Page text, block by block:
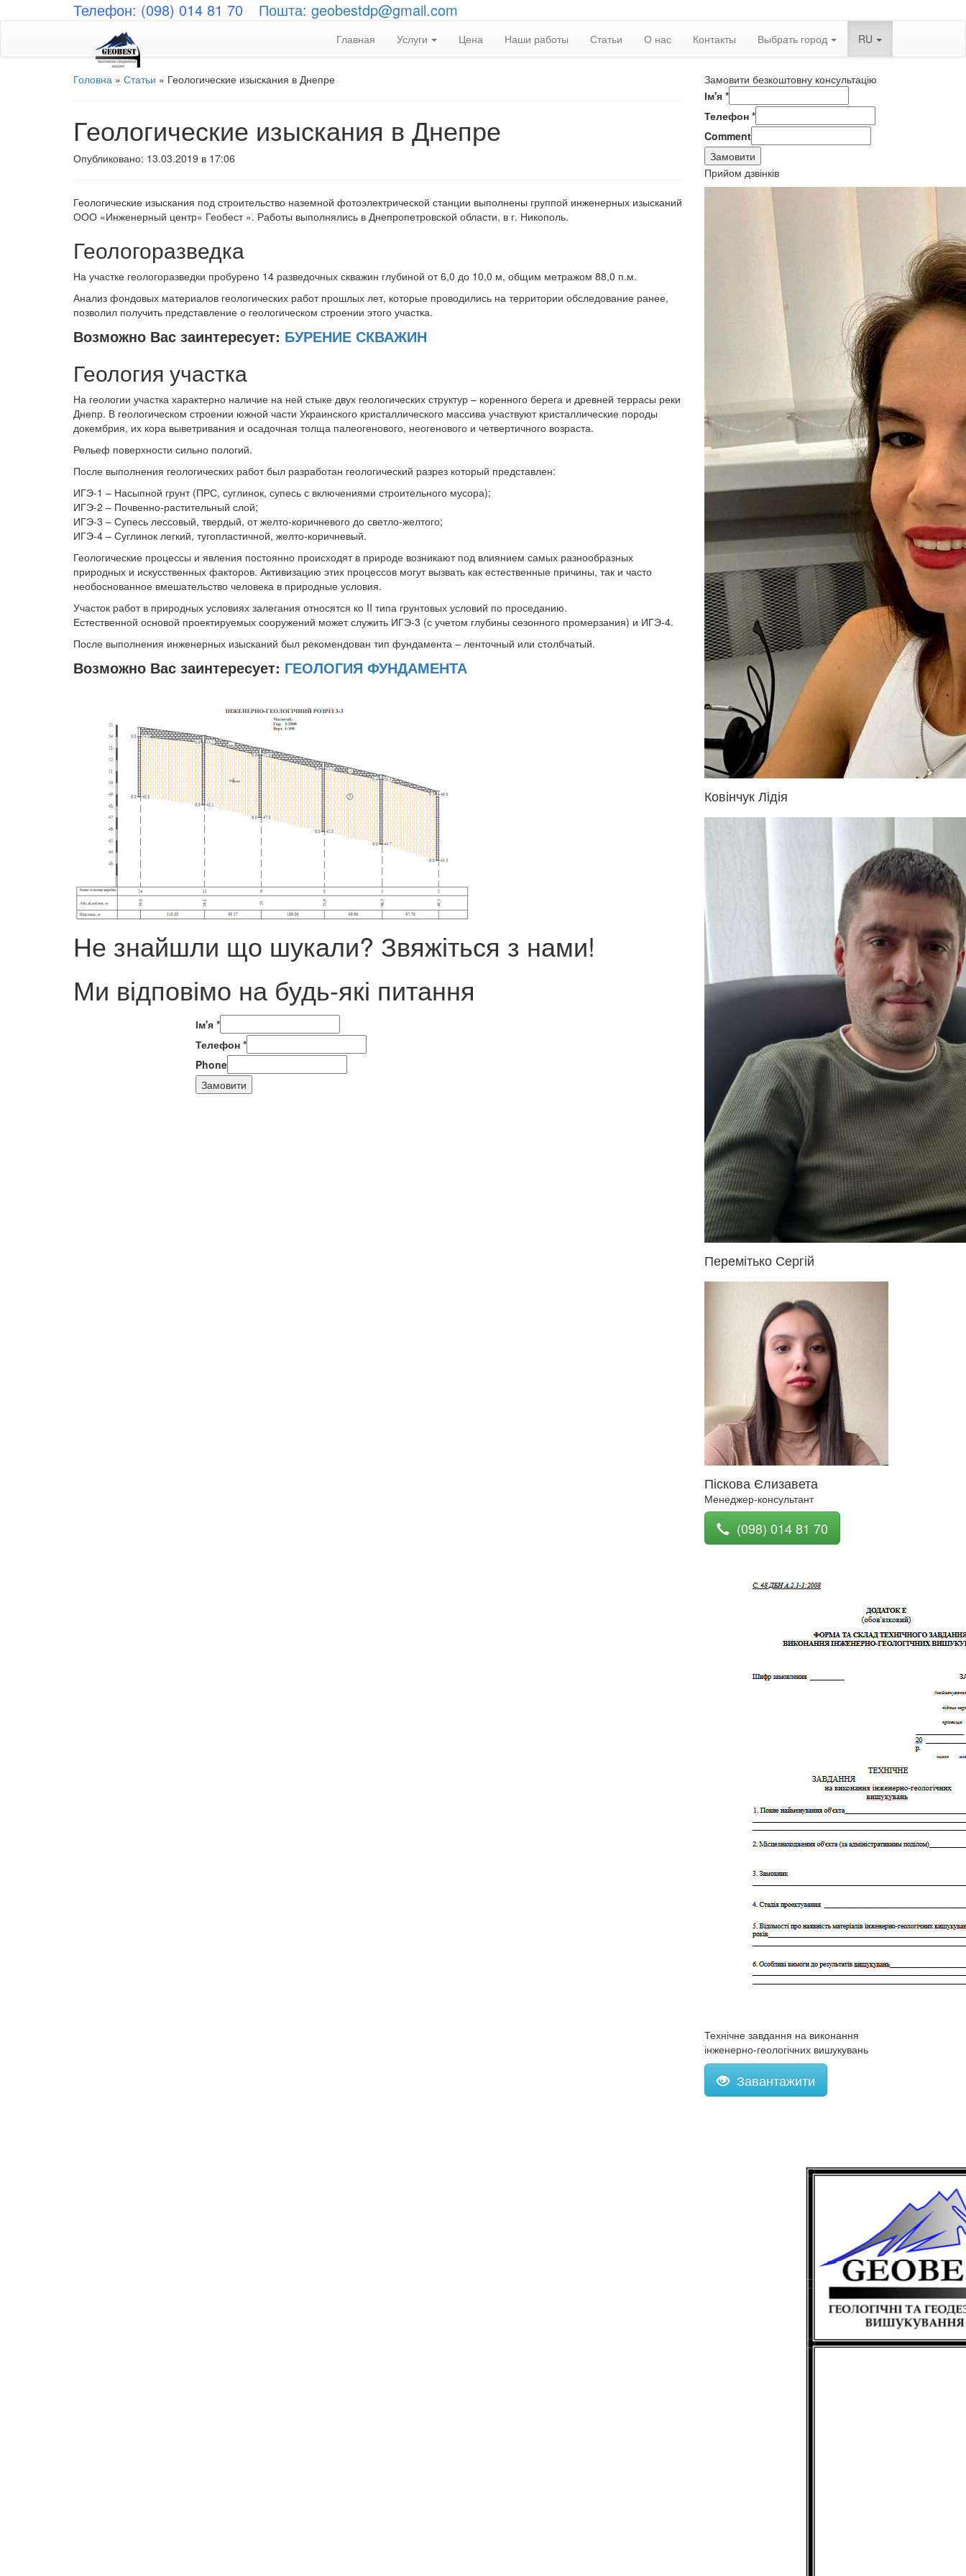
Телефон: (098) 014 81 70 Пошта: geobestdp@gmail.com
Главная Услуги Цена Наши работы Статьи О нас Контакты Выбрать город RU
Головна » Статьи » Геологические изыскания в Днепре
Геологические изыскания в Днепре
Опубликовано: 13.03.2019 в 17:06
Геологические изыскания под строительство наземной фотоэлектрической станции выполнены группой инженерных изысканий
ООО «Инженерный центр« Геобест ». Работы выполнялись в Днепропетровской области, в г. Никополь.
Геологоразведка
На участке геологоразведки пробурено 14 разведочных скважин глубиной от 6,0 до 10,0 м, общим метражом 88,0 п.м.
Анализ фондовых материалов геологических работ прошлых лет, которые проводились на территории обследование ранее,
позволил получить представление о геологическом строении этого участка.
Возможно Вас заинтересует: БУРЕНИЕ СКВАЖИН
Геология участка
На геологии участка характерно наличие на ней стыке двух геологических структур – коренного берега и древней террасы реки
Днепр. В геологическом строении южной части Украинского кристаллического массива участвуют кристаллические породы
докембрия, их кора выветривания и осадочная толща палеогенового, неогенового и четвертичного возраста.
Рельеф поверхности сильно пологий.
После выполнения геологических работ был разработан геологический разрез который представлен:
ИГЭ-1 – Насыпной грунт (ПРС, суглинок, супесь с включениями строительного мусора);
ИГЭ-2 – Почвенно-растительный слой;
ИГЭ-3 – Супесь лессовый, твердый, от желто-коричневого до светло-желтого;
ИГЭ-4 – Суглинок легкий, тугопластичной, желто-коричневый.
Геологические процессы и явления постоянно происходят в природе возникают под влиянием самых разнообразных
природных и искусственных факторов. Активизацию этих процессов могут вызвать как естественные причины, так и часто
необоснованное вмешательство человека в природные условия.
Участок работ в природных условиях залегания относятся ко II типа грунтовых условий по проседанию.
Естественной основой проектируемых сооружений может служить ИГЭ-3 (с учетом глубины сезонного промерзания) и ИГЭ-4.
После выполнения инженерных изысканий был рекомендован тип фундамента – ленточный или столбчатый.
Возможно Вас заинтересует: ГЕОЛОГИЯ ФУНДАМЕНТА
Не знайшли що шукали? Звяжіться з нами!
Ми відповімо на будь-які питання
Ім'я *
Телефон *
Phone
Замовити
Замовити безкоштовну консультацію
Ім'я *
Телефон *
Comment
Замовити
Прийом дзвінків
Ковінчук Лідія
Перемітько Сергій
Піскова Єлизавета
Менеджер-консультант
(098) 014 81 70
Технічне завдання на виконання
інженерно-геологічних вишукувань
Завантажити